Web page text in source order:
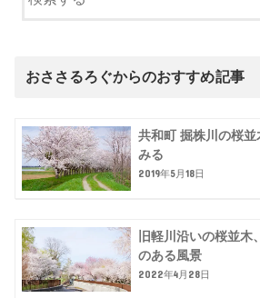
おささるろぐからのおすすめ記事
共和町 掘株川の桜
みる
2019年5月18日
旧軽川沿いの桜並
のある風景
2022年4月28日